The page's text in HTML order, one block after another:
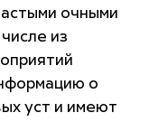
очными
из
о
уст и имеют